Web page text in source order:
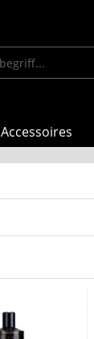
Accessoires